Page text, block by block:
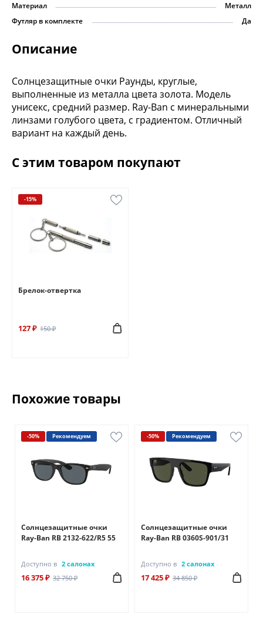
Описание
Солнцезащитные очки Раунды, круглые,
выполненные из металла цвета золота. Модель
унисекс, средний размер. Ray-Ban с минеральными
линзами голубого цвета, с градиентом. Отличный
вариант на каждый день.
С этим товаром покупают
-15%
Брелок-отвертка
127 ₽ 150 ₽
Материал
Металл
Футляр в комплекте
Да
Похожие товары
-50% Рекомендуем
Солнцезащитные очки
Ray-Ban RB 2132-622/R5 55
Доступно в 2 салонах
16 375 ₽ 32 750 ₽
-50% Рекомендуем
Солнцезащитные очки
Ray-Ban RB 0360S-901/31
Доступно в 2 салонах
17 425 ₽ 34 850 ₽